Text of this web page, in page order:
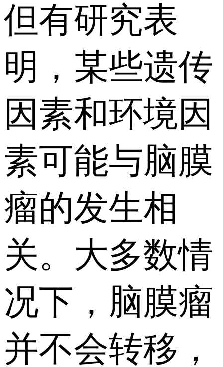
但有研究表
明，某些遗传
因素和环境因
素可能与脑膜
瘤的发生相
关。大多数情
况下，脑膜瘤
并不会转移，